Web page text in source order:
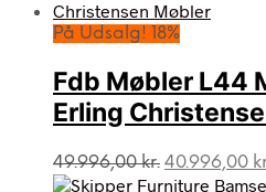
På Udsalg! 18%
Fdb Møbler L44
Erling
49.996,00kr. Den
oprindelige
40.996,00